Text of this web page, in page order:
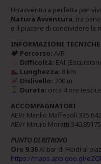
Un’avventura perfetta per
Natura Avventura, tra
e il piacere di condividere la
INFORMAZIONI TECNICHE
🏕 Percorso: A/R
Difficoltà: EAI
Lunghezza: 8 km
Dislivello: 200 m
Durata: circa 4 ore
ACCOMPAGNATORI
AEVr Manlio Maffezoli
AEVr Mauro Moratti
PUNTO DI RITROVO
Ore 9.30Al bar di Heidi al
https://maps.app.goo.gl/